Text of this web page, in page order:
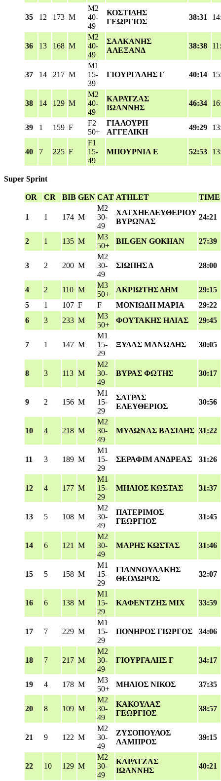
35 12 173 M
M2
40-
49
ΚΟΣΤΙΔΗΣ
ΓΕΩΡΓΙΟΣ
38:31
36 13 168 M
M2
40-
49
ΣΑΛΚΑΝΗΣ
ΑΛΕΞΑΝΔ
38:38
37 14 217 M
M1
15-
39
ΓΙΟΥΡΓΑΛΗΣ Γ 40:14
38 14 129 M
M2
40-
49
ΚΑΡΑΤΖΑΣ
ΙΩΑΝΝΗΣ
46:34
39 1 159 F
F2
50+
ΓΙΑΛΟΥΡΗ
ΑΓΓΕΛΙΚΗ
49:29
40 7 225 F
F1
15-
49
ΜΠΟΥΡΝΙΑ Ε 52:53
Super Sprint
OR CR BIB GEN CAT ATHLET TIME
1 1 174 M
M2
30-
49
ΧΑΤΧΗΕΛΕΥΘΕΡΙΟΥ
ΒΥΡΩΝΑΣ
24:21
2 1 135 M
M3
50+
BILGEN GOKHAN 27:39
3 2 200 M
M2
30-
49
ΣΙΩΠΗΣ Δ 28:00
4 2 110 M
M3
50+
ΑΚΡΙΩΤΗΣ ΔΗΜ
29:15
5
1 107 F F ΜΟΝΙΩΔΗ ΜΑΡΙΑ
29:22
6
3 233 M
M3
50+
ΦΟΥΤΑΚΗΣ ΗΛΙΑΣ 29:45
7 1 147 M
M1
15-
29
ΞΥΔΑΣ ΜΑΝΩΛΗΣ 30:05
8 3 113 M
M2
30-
49
ΒΥΡΑΣ ΦΩΤΗΣ 30:17
9 2 156 M
M1
15-
29
ΣΑΤΡΑΣ
ΕΛΕΥΘΕΡΙΟΣ
30:56
10 4 218 M
M2
30-
49
ΜΥΛΩΝΑΣ ΒΑΣΙΛΗΣ 31:22
11 3 189 M
M1
15-
29
ΣΕΡΑΦΙΜ ΑΝΔΡΕΑΣ 31:26
12 4 177 M
M1
15-
29
ΜΗΛΙΟΣ ΚΩΣΤΑΣ 31:37
13 5 108 M
M2
30-
49
ΠΑΤΕΡΙΜΟΣ
ΓΕΩΡΓΙΟΣ
31:45
14 6 121 M
M2
30-
49
ΜΑΡΗΣ ΚΩΣΤΑΣ 31:46
15 5 158 M
M1
15-
29
ΓΙΑΝΝΟΥΛΑΚΗΣ
ΘΕΟΔΩΡΟΣ
32:07
16 6 138 M
M1
15-
29
ΚΑΦΕΝΤΖΗΣ ΜΙΧ 33:59
17 7 229 M
M1
15-
29
ΠΟΝΗΡΟΣ ΓΙΩΡΓΟΣ 34:06
18 7 217 M
M2
30-
49
ΓΙΟΥΡΓΑΛΗΣ Γ 34:17
19 4 178 M
M3
50+
ΜΗΛΙΟΣ ΝΙΚΟΣ 37:35
20 8 109 M
M2
30-
49
ΚΑΚΟΥΛΑΣ
ΓΕΩΡΓΙΟΣ
38:57
21 9 122 M
M2
30-
49
ΖΥΣΟΠΟΥΛΟΣ
ΛΑΜΠΡΟΣ
39:15
22 10 129 M
M2
30-
49
ΚΑΡΑΤΖΑΣ
ΙΩΑΝΝΗΣ
40:21